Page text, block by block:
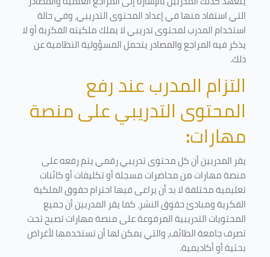
التي استفاد منها في إعداد المحتوى التدريبي، وفي حالة
استخدام المدرب لمحتوى تدريبي لا يملك ملكيته الفكرية أو لا
يذكر فيه المراجع والمصادر يتحمل المسؤولية النظامية عن
ذلك.
التزام المدرب عند رفع
المحتوى التدريبي على منصة
مهارات:
يقر المدربين أن كل محتوى تدريبي رقمي يتم رفعه على
منصة مهارات من محاضرات مسجلة أو تكليفات أو كائنات
تعليمية مختلفة لا بد أن يراعى فيها احترام حقوق الملكية
الفكرية ومبادئ حقوق النشر، كما يقر المدربين أن جميع
المحتويات التدريبية المرفوعة على منصة مهارات تصبح تحت
تصرف جامعة الطائف، والتي يمكن لها أن تستخدمها لأغراض
بحثية أو أكاديمية.